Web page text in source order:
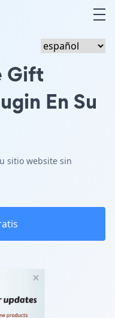
Gift
En Su
sitio website sin